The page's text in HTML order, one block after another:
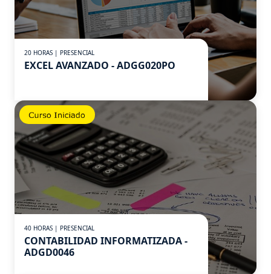
20 HORAS | PRESENCIAL
EXCEL AVANZADO - ADGG020PO
40 HORAS | PRESENCIAL
CONTABILIDAD INFORMATIZADA -
ADGD0046